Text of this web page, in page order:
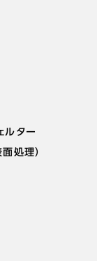
ルター
処理）